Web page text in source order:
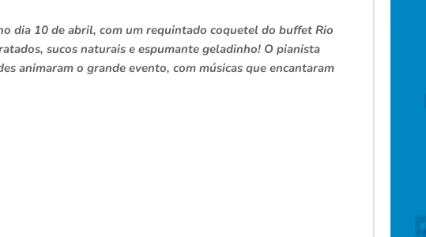
dia 10 de abril, com um requintado coquetel do buffet Rio
sucos naturais e espumante geladinho! O pianista
animaram o grande evento, com músicas que encantaram